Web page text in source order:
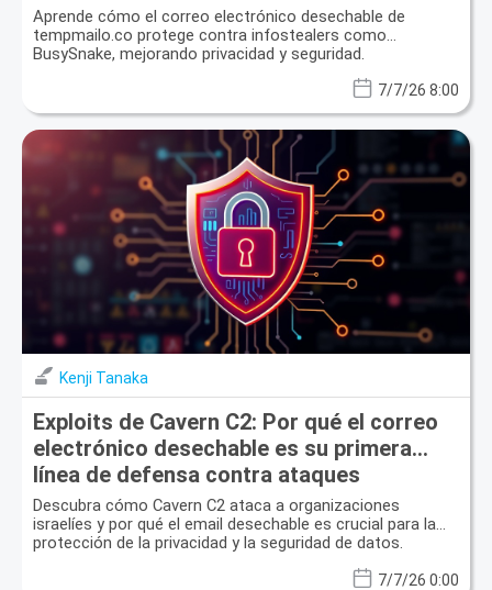
Aprende cómo el correo electrónico desechable de
tempmailo.co protege contra infostealers como
BusySnake, mejorando privacidad y seguridad.
7/7/26 8:00
Kenji Tanaka
Exploits de Cavern C2: Por qué el correo
electrónico desechable es su primera
línea de defensa contra ataques
patrocinados por estados
Descubra cómo Cavern C2 ataca a organizaciones
israelíes y por qué el email desechable es crucial para la
protección de la privacidad y la seguridad de datos.
7/7/26 0:00